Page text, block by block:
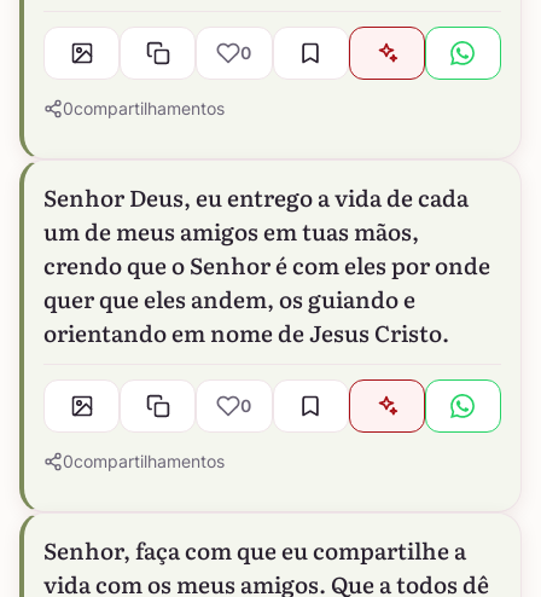
0
0compartilhamentos
Senhor Deus, eu entrego a vida de cada
um de meus amigos em tuas mãos,
crendo que o Senhor é com eles por onde
quer que eles andem, os guiando e
orientando em nome de Jesus Cristo.
0
0compartilhamentos
Senhor, faça com que eu compartilhe a
vida com os meus amigos. Que a todos dê